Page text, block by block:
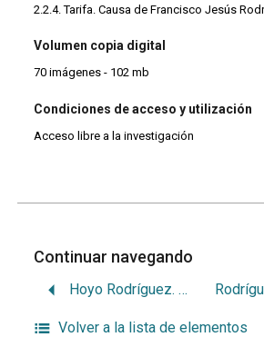
2.2.4. Tarifa. Causa de Francisco Jesús
Volumen copia digital
70 imágenes - 102 mb
Condiciones de acceso y utilización
Acceso libre a la investigación
Continuar navegando
Hoyo Rodríguez. Juan
Volver a la lista de elementos